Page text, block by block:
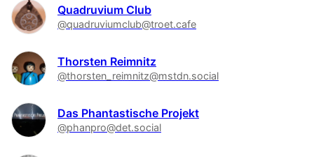
Quadruvium Club
@quadruviumclub@troet.cafe
Thorsten Reimnitz
@thorsten_reimnitz@mstdn.social
Das Phantastische Projekt
@phanpro@det.social